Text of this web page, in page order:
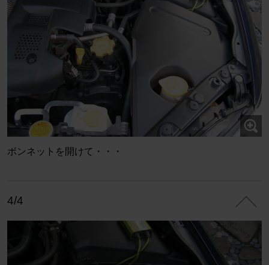
ボンネットを開けて・・・
4/4